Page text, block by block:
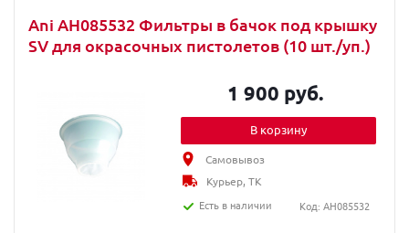
Ani AH085532 Фильтры в бачок под крышку
SV для окрасочных пистолетов (10 шт./уп.)
1 900 руб.
В корзину
Самовывоз
Курьер, ТК
Есть в наличии
Код: AH085532